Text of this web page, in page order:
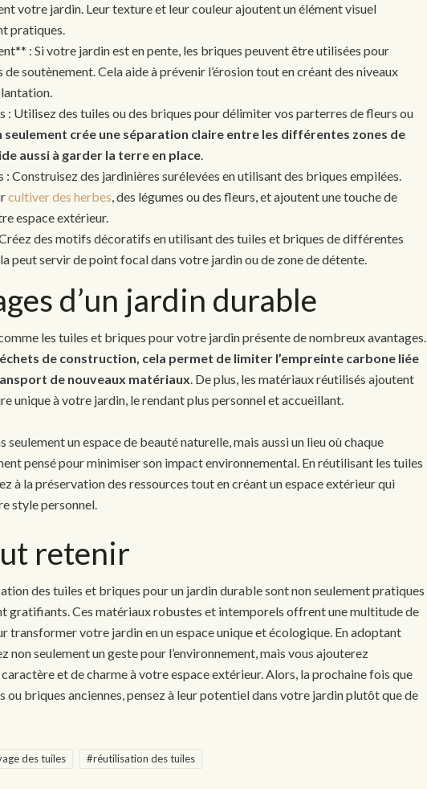
votre jardin. Leur texture et leur couleur ajoutent un élément visuel
pratiques.
: Si votre jardin est en pente, les briques peuvent être utilisées pour
soutènement. Cela aide à prévenir l’érosion tout en créant des niveaux
: Utilisez des tuiles ou des briques pour délimiter vos parterres de fleurs ou
seulement crée une séparation claire entre les différentes zones de
aussi à garder la terre en place.
: Construisez des jardinières surélevées en utilisant des briques empilées.
cultiver des herbes, des légumes ou des fleurs, et ajoutent une touche de
espace extérieur.
des motifs décoratifs en utilisant des tuiles et briques de différentes
peut servir de point focal dans votre jardin ou de zone de détente.
d’un jardin durable
les tuiles et briques pour votre jardin présente de nombreux avantages.
de construction, cela permet de limiter l’empreinte carbone liée
de nouveaux matériaux. De plus, les matériaux réutilisés ajoutent
unique à votre jardin, le rendant plus personnel et accueillant.
seulement un espace de beauté naturelle, mais aussi un lieu où chaque
pensé pour minimiser son impact environnemental. En réutilisant les tuiles
à la préservation des ressources tout en créant un espace extérieur qui
style personnel.
retenir
des tuiles et briques pour un jardin durable sont non seulement pratiques
gratifiants. Ces matériaux robustes et intemporels offrent une multitude de
transformer votre jardin en un espace unique et écologique. En adoptant
non seulement un geste pour l’environnement, mais vous ajouterez
et de charme à votre espace extérieur. Alors, la prochaine fois que
ou briques anciennes, pensez à leur potentiel dans votre jardin plutôt que de
des tuiles #réutilisation des tuiles